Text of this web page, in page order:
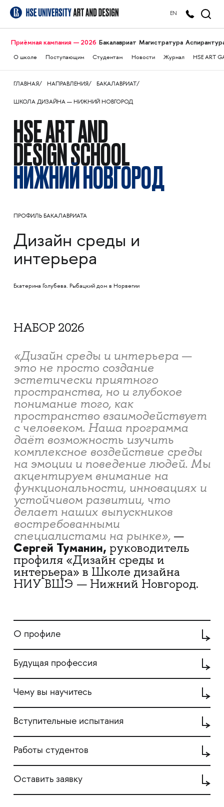
EN
Приёмная кампания — 2026 Бакалавриат Магистратура
О школе Поступающим Студентам Новости Журнал HSE ART
ГЛАВНАЯ НАПРАВЛЕНИЯ БАКАЛАВРИАТ
ШКОЛА ДИЗАЙНА — НИЖНИЙ НОВГОРОД
HSE ART AND
DESIGN SCHOOL
НИЖНИЙ НОВГОРОД
ПРОФИЛЬ БАКАЛАВРИАТА
Дизайн среды и
интерьера
Екатерина Голубева. Рыбацкий дом в Норвегии
НАБОР 2026
«Дизайн среды и интерьера —
это не просто создание
эстетически приятного
пространства, но и глубокое
понимание того, как
пространство взаимодействует
с человеком. Наша программа
даёт возможность изучить
комплексное воздействие среды
на эмоции и поведение людей. Мы
акцентируем внимание на
функциональности, инновациях и
устойчивом развитии, что
делает наших выпускников
востребованными
специалистами на рынке», —
Сергей Туманин, руководитель
профиля «Дизайн среды и
интерьера» в Школе дизайна
НИУ ВШЭ — Нижний Новгород.​​​​​​​
О профиле
Будущая профессия
Чему вы научитесь
Вступительные испытания
Работы студентов
Оставить заявку